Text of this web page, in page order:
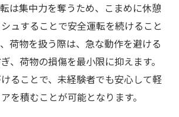
は集中力を奪うため、こまめに休憩
ュすることで安全運転を続けること
荷物を扱う際は、急な動作を避ける
、荷物の損傷を最小限に抑えます。
ることで、未経験者でも安心して軽
を積むことが可能となります。